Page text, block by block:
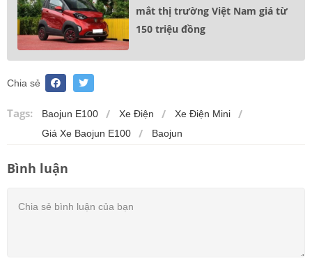
mắt thị trường Việt Nam giá từ
150 triệu đồng
Chia sẻ
Tags: Baojun E100 Xe Điện
Xe Điện Mini
Giá Xe Baojun E100
Baojun
Bình luận